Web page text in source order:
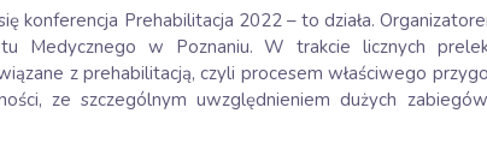
konferencja Prehabilitacja 2022 – to działa.
Medycznego w Poznaniu. W trakcie licznych
z prehabilitacją, czyli procesem właściwego
ze szczególnym uwzględnieniem dużych